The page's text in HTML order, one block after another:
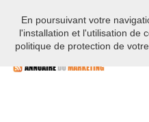
Bienvenue sur l'annuaire
En poursuivant votre
l'installation et l'utilisation de
politique de protection de